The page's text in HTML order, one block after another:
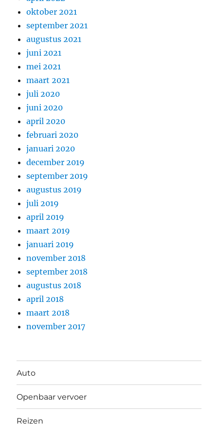
oktober 2021
september 2021
augustus 2021
juni 2021
mei 2021
maart 2021
juli 2020
juni 2020
april 2020
februari 2020
januari 2020
december 2019
september 2019
augustus 2019
juli 2019
april 2019
maart 2019
januari 2019
november 2018
september 2018
augustus 2018
april 2018
maart 2018
november 2017
Auto
Openbaar vervoer
Reizen